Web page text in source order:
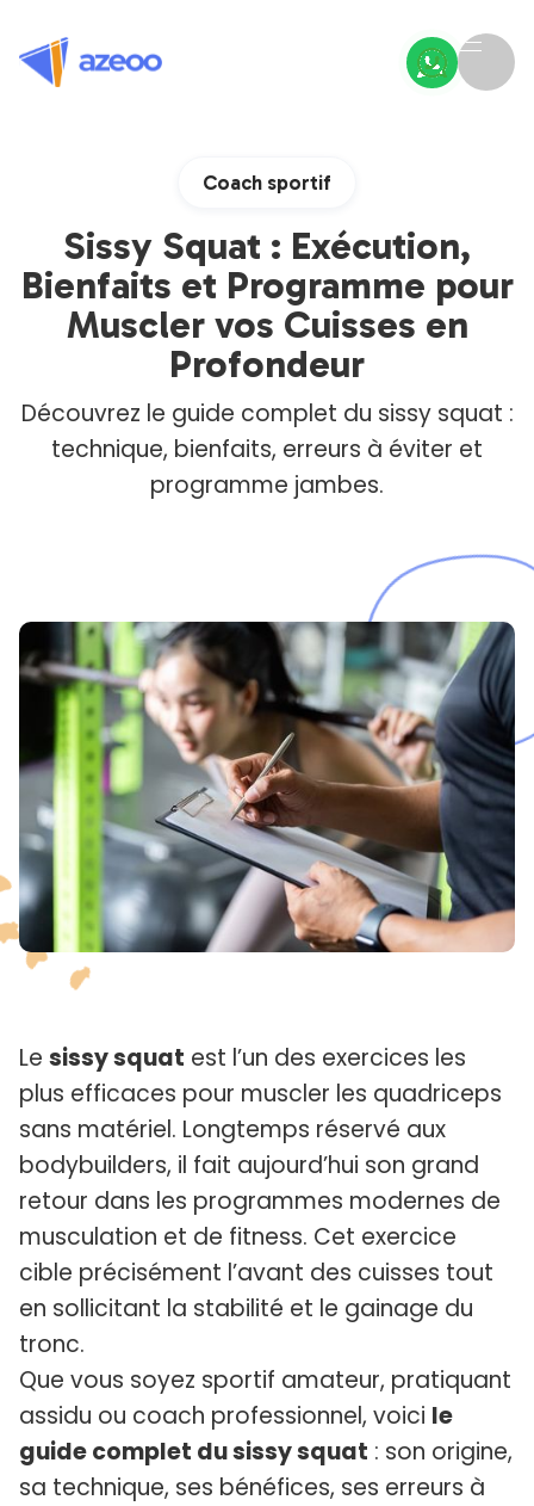
Coach sportif
Sissy Squat : Exécution,
Bienfaits et Programme pour
Muscler vos Cuisses en
Profondeur
Découvrez le guide complet du sissy squat :
technique, bienfaits, erreurs à éviter et
programme jambes.
Le sissy squat est l’un des exercices les
plus efficaces pour muscler les quadriceps
sans matériel. Longtemps réservé aux
bodybuilders, il fait aujourd’hui son grand
retour dans les programmes modernes de
musculation et de fitness. Cet exercice
cible précisément l’avant des cuisses tout
en sollicitant la stabilité et le gainage du
tronc.
Que vous soyez sportif amateur, pratiquant
assidu ou coach professionnel, voici le
guide complet du sissy squat : son origine,
sa technique, ses bénéfices, ses erreurs à